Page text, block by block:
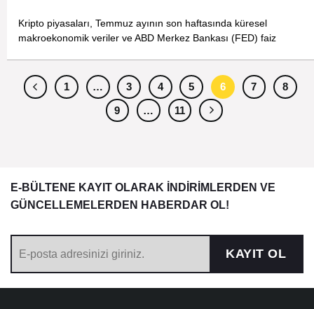
Kripto piyasaları, Temmuz ayının son haftasında küresel
makroekonomik veriler ve ABD Merkez Bankası (FED) faiz
1 … 3 4 5 6 7
8
9
… 11
E-BÜLTENE KAYIT OLARAK İNDİRİMLERDEN VE
GÜNCELLEMELERDEN HABERDAR OL!
KAYIT OL